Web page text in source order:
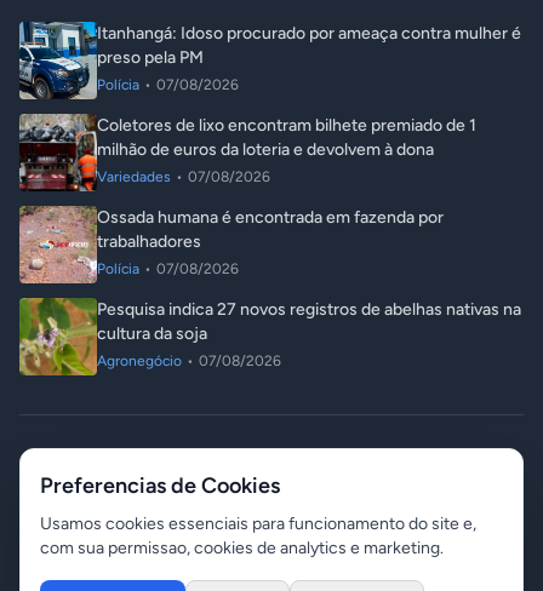
Itanhangá: Idoso procurado por ameaça contra mulher é
preso pela PM
Polícia • 07/08/2026
Coletores de lixo encontram bilhete premiado de 1
milhão de euros da loteria e devolvem à dona
Variedades • 07/08/2026
Ossada humana é encontrada em fazenda por
trabalhadores
Polícia • 07/08/2026
Pesquisa indica 27 novos registros de abelhas nativas na
cultura da soja
Agronegócio • 07/08/2026
© 2026 ITA Notícias. Todos os direitos reservados.
Responsável: Angelo Luis Destri
ContatoGerenciar Cookies
Preferencias de Cookies
Usamos cookies essenciais para funcionamento do site e,
com sua permissao, cookies de analytics e marketing.